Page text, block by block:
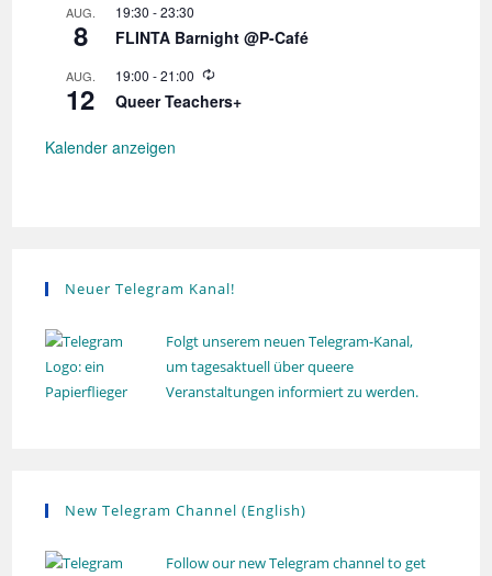
u
g
r
h
o
u
AUG.
8
19:30 -23:30
FLINTA Barnight @P-Café
AUG.
12
19:00 -21:00
W
e
Queer Teachers+
Kalender anzeigen
Neuer Telegram Kanal!
Folgt unserem neuen Telegram-Kanal,
um tagesaktuell über queere
Veranstaltungen informiert zu werden.
New Telegram Channel (English)
Follow our new Telegram channel to get